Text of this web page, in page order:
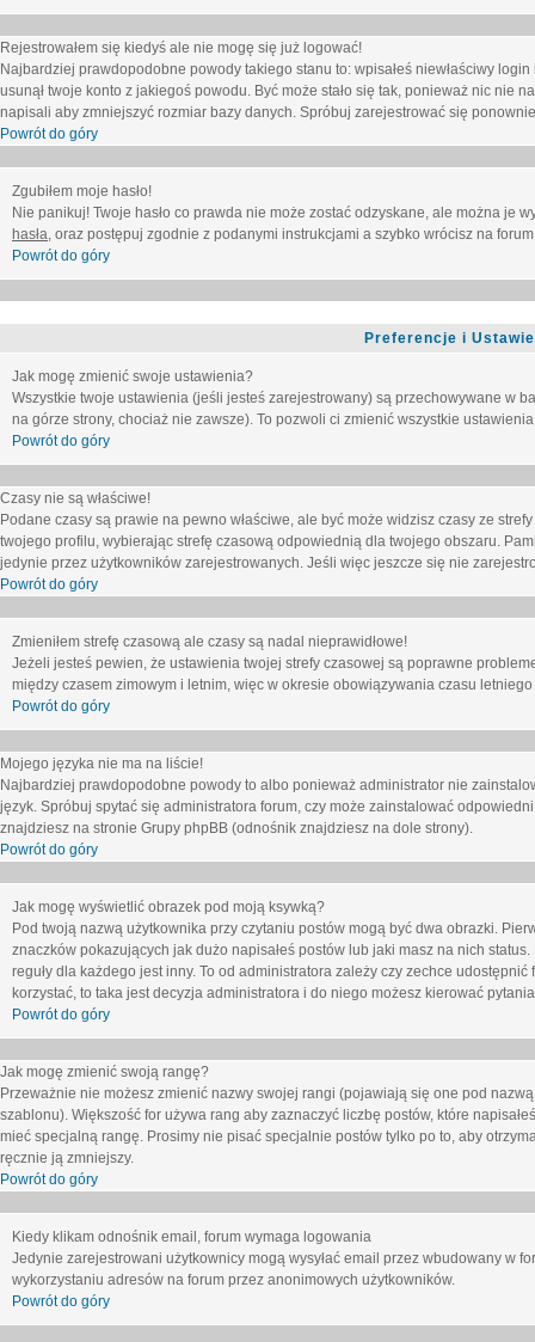
Rejestrowałem się kiedyś ale nie mogę się już logować!
Najbardziej prawdopodobne powody takiego stanu to: wpisałeś niewłaściwy
usunął twoje konto z jakiegoś powodu. Być może stało się tak, ponieważ nic nie
napisali aby zmniejszyć rozmiar bazy danych. Spróbuj zarejestrować się
Powrót do góry
Zgubiłem moje hasło!
Nie panikuj! Twoje hasło co prawda nie może zostać odzyskane, ale można je
hasła, oraz postępuj zgodnie z podanymi instrukcjami a szybko wrócisz na forum
Powrót do góry
Preferencje i
Jak mogę zmienić swoje ustawienia?
Wszystkie twoje ustawienia (jeśli jesteś zarejestrowany) są przechowywane w
na górze strony, chociaż nie zawsze). To pozwoli ci zmienić wszystkie
Powrót do góry
Czasy nie są właściwe!
Podane czasy są prawie na pewno właściwe, ale być może widzisz czasy ze
twojego profilu, wybierając strefę czasową odpowiednią dla twojego obszaru.
jedynie przez użytkowników zarejestrowanych. Jeśli więc jeszcze się nie
Powrót do góry
Zmieniłem strefę czasową ale czasy są nadal nieprawidłowe!
Jeżeli jesteś pewien, że ustawienia twojej strefy czasowej są poprawne
między czasem zimowym i letnim, więc w okresie obowiązywania czasu
Powrót do góry
Mojego języka nie ma na liście!
Najbardziej prawdopodobne powody to albo ponieważ administrator nie
język. Spróbuj spytać się administratora forum, czy może zainstalować
znajdziesz na stronie Grupy phpBB (odnośnik znajdziesz na dole strony).
Powrót do góry
Jak mogę wyświetlić obrazek pod moją ksywką?
Pod twoją nazwą użytkownika przy czytaniu postów mogą być dwa obrazki.
znaczków pokazujących jak dużo napisałeś postów lub jaki masz na nich
reguły dla każdego jest inny. To od administratora zależy czy zechce
korzystać, to taka jest decyzja administratora i do niego możesz kierować
Powrót do góry
Jak mogę zmienić swoją rangę?
Przeważnie nie możesz zmienić nazwy swojej rangi (pojawiają się one pod
szablonu). Większość for używa rang aby zaznaczyć liczbę postów, które
mieć specjalną rangę. Prosimy nie pisać specjalnie postów tylko po to, aby
ręcznie ją zmniejszy.
Powrót do góry
Kiedy klikam odnośnik email, forum wymaga logowania
Jedynie zarejestrowani użytkownicy mogą wysyłać email przez wbudowany w
wykorzystaniu adresów na forum przez anonimowych użytkowników.
Powrót do góry